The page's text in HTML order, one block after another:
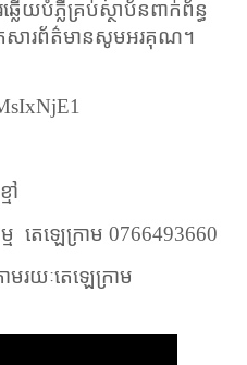
ើយបំភ្លឺគ្រប់ស្ថាប័នពាក់ព័ន្ធ
កសារព័ត៌មានសូមអរគុណ។
ៅ
តេឡេក្រាម 0766493660
រយៈតេឡេក្រាម